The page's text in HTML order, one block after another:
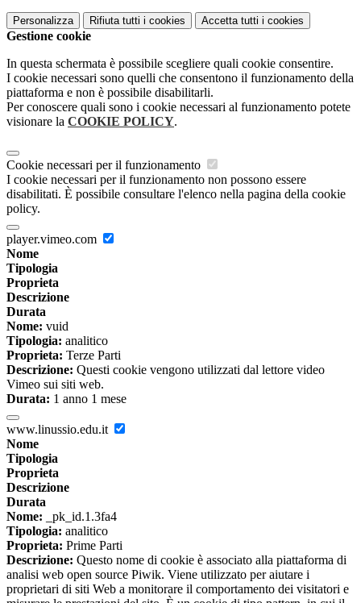
Personalizza Rifiuta tutti i cookies Accetta tutti i cookies
Gestione cookie
In questa schermata è possibile scegliere quali cookie consentire.
I cookie necessari sono quelli che consentono il funzionamento della
piattaforma e non è possibile disabilitarli.
Per conoscere quali sono i cookie necessari al funzionamento potete
visionare la COOKIE POLICY.
Cookie necessari per il funzionamento
I cookie necessari per il funzionamento non possono essere
disabilitati. È possibile consultare l'elenco nella pagina della cookie
policy.
player.vimeo.com
Nome
Tipologia
Proprieta
Descrizione
Durata
Nome: vuid
Tipologia: analitico
Proprieta: Terze Parti
Descrizione: Questi cookie vengono utilizzati dal lettore video
Vimeo sui siti web.
Durata: 1 anno 1 mese
www.linussio.edu.it
Nome
Tipologia
Proprieta
Descrizione
Durata
Nome: _pk_id.1.3fa4
Tipologia: analitico
Proprieta: Prime Parti
Descrizione: Questo nome di cookie è associato alla piattaforma di
analisi web open source Piwik. Viene utilizzato per aiutare i
proprietari di siti Web a monitorare il comportamento dei visitatori e